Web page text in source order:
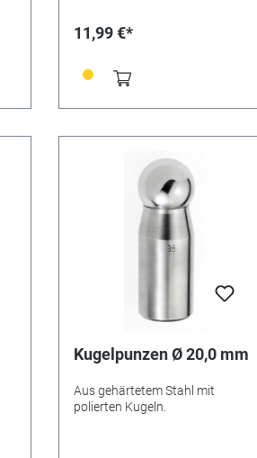
11,99 €*
Kugelpunzen Ø 20,0 mm
Aus gehärtetem Stahl mit
polierten Kugeln.